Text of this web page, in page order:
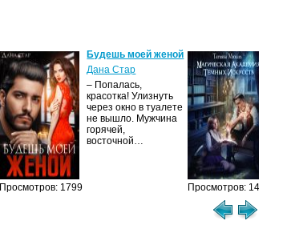
Просмотров: 1799
Будешь моей женой
Дана Стар
– Попалась,
красотка! Улизнуть
через окно в туалете
не вышло. Мужчина
горячей,
восточной…
Просмотров: 1460